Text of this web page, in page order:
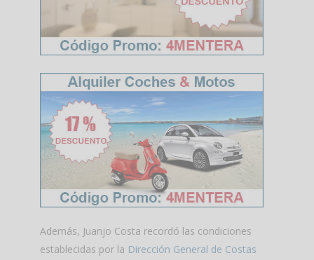
Además, Juanjo Costa recordó las condiciones
establecidas por la Dirección General de Costas